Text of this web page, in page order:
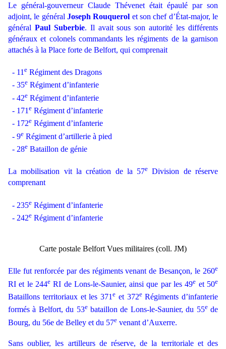
Le général-gouverneur Claude Thévenet était épaulé par son
adjoint, le général Joseph Rouquerol et son chef d’État-major, le
général Paul Suberbie. Il avait sous son autorité les différents
généraux et colonels commandants les régiments de la garnison
attachés à la Place forte de Belfort, qui comprenait
- 11 e Régiment des Dragons
- 35e Régiment d’infanterie
- 42e Régiment d’infanterie
- 171 e Régiment d’infanterie
- 172e Régiment d’infanterie
- 9e Régiment d’artillerie à pied
- 28e Bataillon de génie
La mobilisation vit la création de la 57e Division de réserve
comprenant
- 235e Régiment d’infanterie
- 242e Régiment d’infanterie
Carte postale Belfort Vues militaires (coll. JM)
Elle fut renforcée par des régiments venant de Besançon, le 260e
RI et le 244eRI de Lons-le-Saunier, ainsi que par les 49e et 50e
Bataillons territoriaux et les 371 e et 372eRégiments d’infanterie
formés à Belfort, du 53ebataillon de Lons-le-Saunier, du 55ede
Bourg, du 56e de Belley et du 57e venant d’Auxerre.
Sans oublier, les artilleurs de réserve, de la territoriale et des